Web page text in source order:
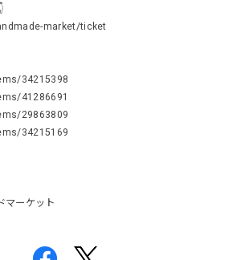
market/ticket
34215398
41286691
29863809
34215169
マーケット